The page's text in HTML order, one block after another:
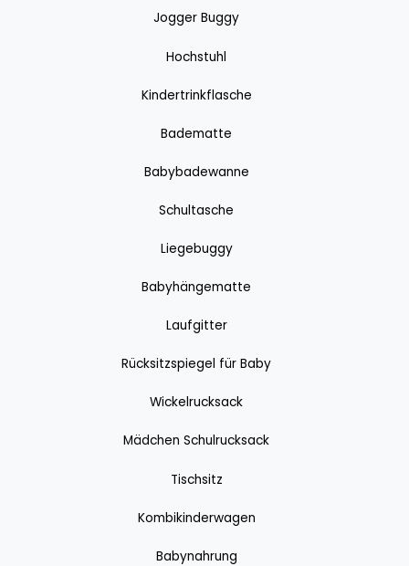
Jogger Buggy
Hochstuhl
Kindertrinkflasche
Badematte
Babybadewanne
Schultasche
Liegebuggy
Babyhängematte
Laufgitter
Rücksitzspiegel für Baby
Wickelrucksack
Mädchen Schulrucksack
Tischsitz
Kombikinderwagen
Babynahrung